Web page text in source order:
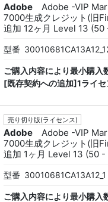
Adobe
Adobe -VIP
7000生成クレジット(旧
追加 12ヶ月 Level 13
型番
ご購入内容により最小購入
[既存契約への追加]1ライセ
売り切り版(ライセンス)
Adobe
Adobe -VIP
7000生成クレジット(旧
追加 1ヶ月 Level 13 (50
型番 30010681CA13A12_1
ご購入内容により最小購入